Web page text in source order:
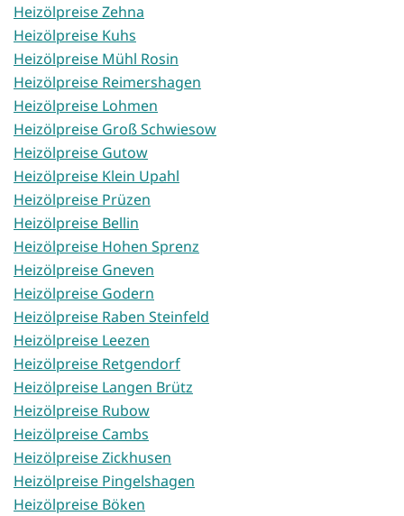
Heizölpreise Zehna
Heizölpreise Kuhs
Heizölpreise Mühl Rosin
Heizölpreise Reimershagen
Heizölpreise Lohmen
Heizölpreise Groß Schwiesow
Heizölpreise Gutow
Heizölpreise Klein Upahl
Heizölpreise Prüzen
Heizölpreise Bellin
Heizölpreise Hohen Sprenz
Heizölpreise Gneven
Heizölpreise Godern
Heizölpreise Raben Steinfeld
Heizölpreise Leezen
Heizölpreise Retgendorf
Heizölpreise Langen Brütz
Heizölpreise Rubow
Heizölpreise Cambs
Heizölpreise Zickhusen
Heizölpreise Pingelshagen
Heizölpreise Böken